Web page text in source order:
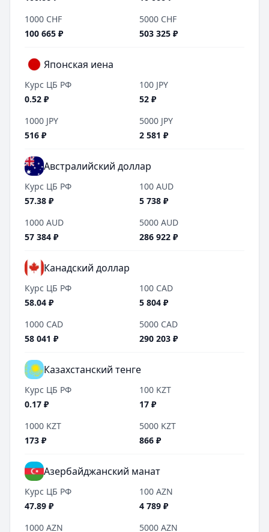
1000 CHF
100 665 ₽
5000 CHF
503 325 ₽
Японская иена
Курс ЦБ РФ
0.52 ₽
100 JPY
52 ₽
1000 JPY
516 ₽
5000 JPY
2 581 ₽
Австралийский доллар
Курс ЦБ РФ
57.38 ₽
100 AUD
5 738 ₽
1000 AUD
57 384 ₽
5000 AUD
286 922 ₽
Канадский доллар
Курс ЦБ РФ
58.04 ₽
100 CAD
5 804 ₽
1000 CAD
58 041 ₽
5000 CAD
290 203 ₽
Казахстанский тенге
Курс ЦБ РФ
0.17 ₽
100 KZT
17 ₽
1000 KZT
173 ₽
5000 KZT
866 ₽
Азербайджанский манат
Курс ЦБ РФ
47.89 ₽
100 AZN
4 789 ₽
1000 AZN 5000 AZN